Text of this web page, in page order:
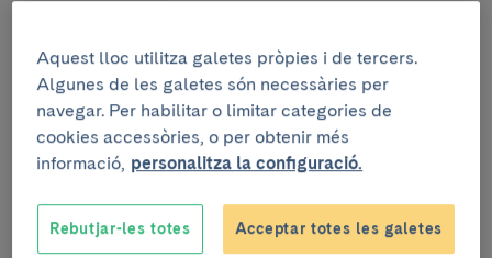
Contraccions. L'augment del líquid amniòtic en el sac
caracteritzen per sensació de pressió abdominal i
enduriment de la zona inferior de l'abdomen.
Aquest lloc utilitza galetes pròpies i de tercers.
Algunes de les galetes són necessàries per
navegar. Per habilitar o limitar categories de
cookies accessòries, o per obtenir més
informació, personalitza la configuració.
Rebutjar-les totes Acceptar totes les galetes